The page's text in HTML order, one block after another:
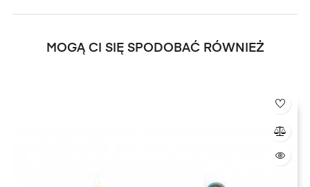
MOGĄ CI SIĘ SPODOBAĆ RÓWNIEŻ